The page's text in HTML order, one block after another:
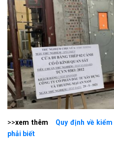
>>xem thêm
Quy định về
phải biết